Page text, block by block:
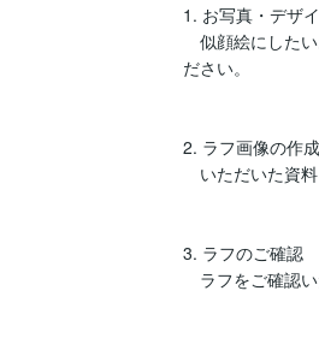
1. お写真・デザ
似顔絵にした
ださい。
2. ラフ画像の作成
いただいた資料
3. ラフのご確認
ラフをご確認い